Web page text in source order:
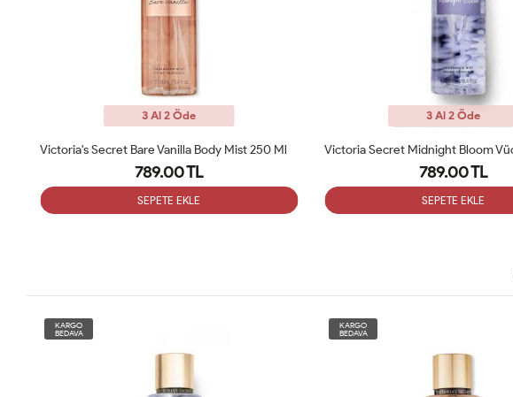
3 Al 2 Öde
Victoria Secret Midnight Bloom Vücut Spreyi
789.00 TL
SEPETE EKLE
3 Al 2 Öde
789.00 TL
SEPETE EKLE
KARGO
BEDAVA
KARGO
BEDAVA